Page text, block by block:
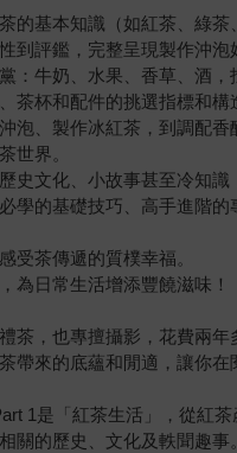
的基本知識（如紅茶、綠茶
到評鑑，完整呈現製作沖泡
：牛奶、水果、香草、酒，
茶杯和配件的挑選指標和構
泡、製作冰紅茶，到調配香
世界。
史文化、小故事甚至冷知識
學的基礎技巧、高手進階的
受茶傳遞的質樸幸福。
為日常生活增添豐饒滋味！
茶，也專擅攝影，花費兩
帶來的底蘊和閒適，讓你
1是「紅茶生活」，從紅
關的歷史、文化及軼聞趣事。